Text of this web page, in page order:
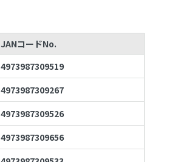
JANコードNo.
4973987309519
4973987309267
4973987309526
4973987309656